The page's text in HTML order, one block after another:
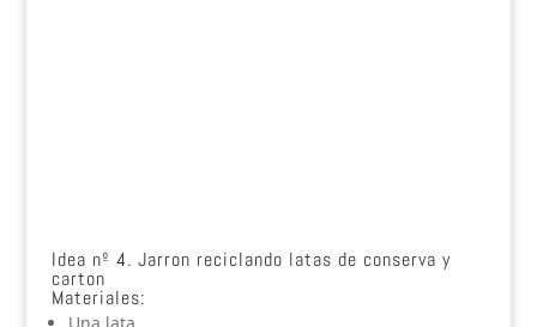
Idea nº 4. Jarron reciclando latas de conserva y
carton
Materiales: